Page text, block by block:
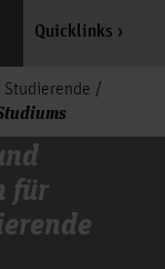
Quicklinks
Studierende /
für